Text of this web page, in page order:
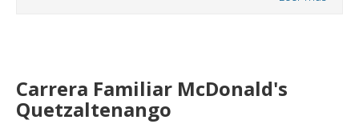
Carrera Familiar McDonald's
Quetzaltenango